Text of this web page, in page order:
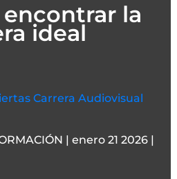
la
ideal
| enero 21 2026 |